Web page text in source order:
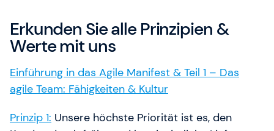
Erkunden Sie alle Prinzipien &
Werte mit uns
Einführung in das Agile Manifest & Teil 1 – Das
agile Team: Fähigkeiten & Kultur
Prinzip 1: Unsere höchste Priorität ist es, den